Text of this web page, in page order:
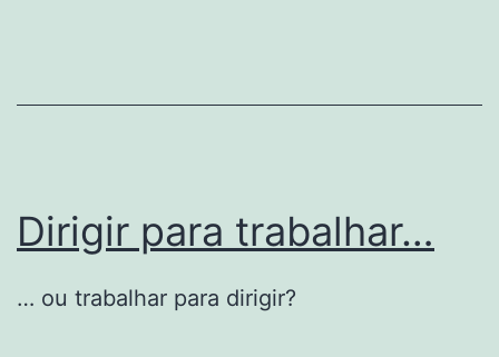
Dirigir para trabalhar…
… ou trabalhar para dirigir?